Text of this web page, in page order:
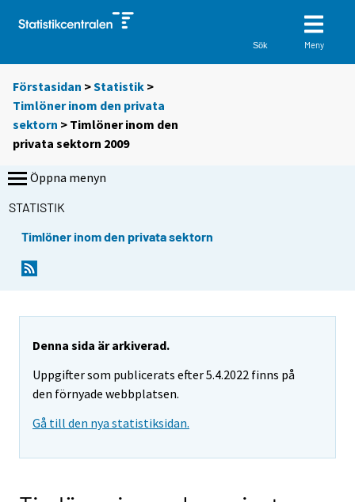
Sök Meny
Förstasidan >Statistik >
Timlöner inom den privata
sektorn > Timlöner inom den
privata sektorn 2009
Öppna menyn
STATISTIK
Timlöner inom den privata sektorn
Denna sida är arkiverad.
Uppgifter som publicerats efter 5.4.2022 finns på
den förnyade webbplatsen.
Gå till den nya statistiksidan.